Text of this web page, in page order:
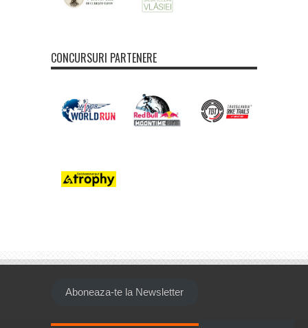
CONCURSURI PARTENERE
Aboneaza-te la Newsletter